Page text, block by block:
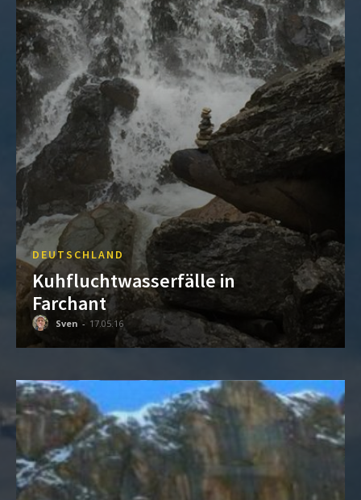
DEUTSCHLAND
Kuhfluchtwasserfälle in
Farchant
Sven - 17.05.16